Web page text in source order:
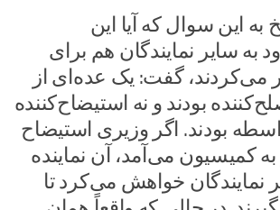
این سوال که آیا این
به سایر نمایندگان هم برای
می‌کردند، گفت: یک عده‌ای از
بودند و نه استیضاح‌کننده
بودند. اگر وزیری استیضاح
کمیسیون می‌آمد، آن نماینده
نمایندگان خواهش می‌کرد تا